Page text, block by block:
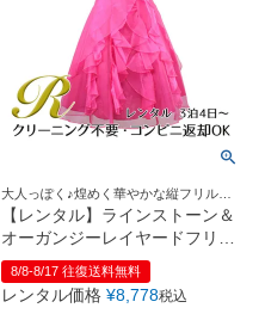
大人っぽく♪煌めく華やかな縦フリルド
レス
【レンタル】ラインストーン＆
オーガンジーレイヤードフリル
子供ドレス(HC734)フクシア
8/8-8/17 往復送料無料
レンタル価格 ¥8,778税込